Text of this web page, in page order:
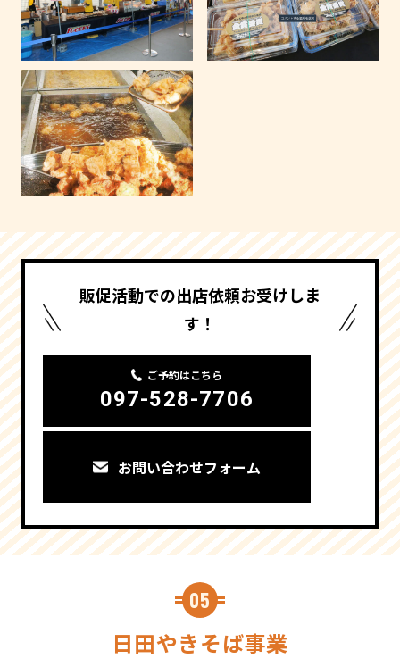
販促活動での出店依頼お受けしま
す！
ご予約はこちら
097-528-7706
お問い合わせフォーム
05
日田やきそば事業